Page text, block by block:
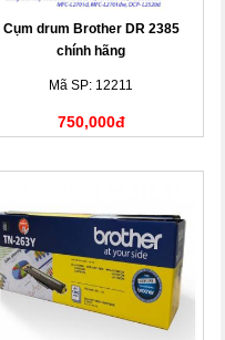
Cụm drum Brother DR 2385
chính hãng
Mã SP: 12211
750,000đ